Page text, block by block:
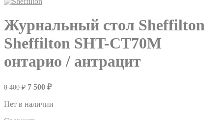
Журнальный стол Sheffilton
Sheffilton SHT-CT70M
онтарио / антрацит
8 400₽ 7 500 ₽
Нет в наличии